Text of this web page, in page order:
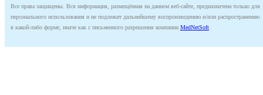
Все права защищены. Вся информация, размещённая на данном веб-сайте, предназначена только для
персонального использования и не подлежит дальнейшему воспроизведению и/или распространению
в какой-либо форме, иначе как с письменного разрешения компании MedNetSoft